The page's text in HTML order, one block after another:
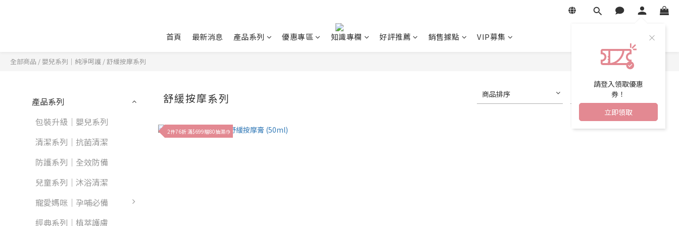
請登入領取優惠
券！
立即領取
首頁 最新消息 產品系列 優惠專區 知識專欄 好評推薦 銷售據點 VIP募集
全部商品 / 嬰兒系列｜純淨呵護 /舒緩按摩系列
產品系列
包裝升級｜嬰兒系列
清潔系列｜抗菌清潔
防護系列｜全效防備
兒童系列｜沐浴清潔
寵愛媽咪｜孕哺必備
經典系列｜植萃護膚
舒緩按摩系列 商品排序 每頁顯示 24 個
2件76折 滿$699贈80抽濕巾